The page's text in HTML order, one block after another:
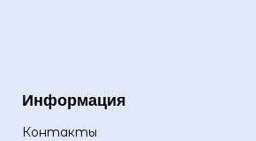
Информация
Контакты